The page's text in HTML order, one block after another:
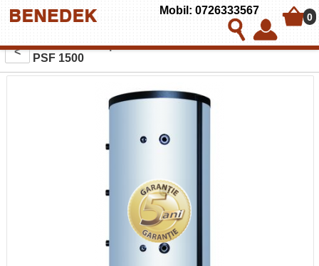
Mobil: 0726333567
0
<
Puffer fara serpentina cu flansa Austria-Email model
PSF 1500